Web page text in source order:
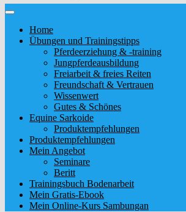
Home
Übungen und Trainingstipps
Pferdeerziehung & -training
Jungpferdeausbildung
Freiarbeit & freies Reiten
Freundschaft & Vertrauen
Wissenwert
Gutes & Schönes
Equine Sarkoide
Produktempfehlungen
Produktempfehlungen
Mein Angebot
Seminare
Beritt
Trainingsbuch Bodenarbeit
Mein Gratis-Ebook
Mein Online-Kurs Sambungan